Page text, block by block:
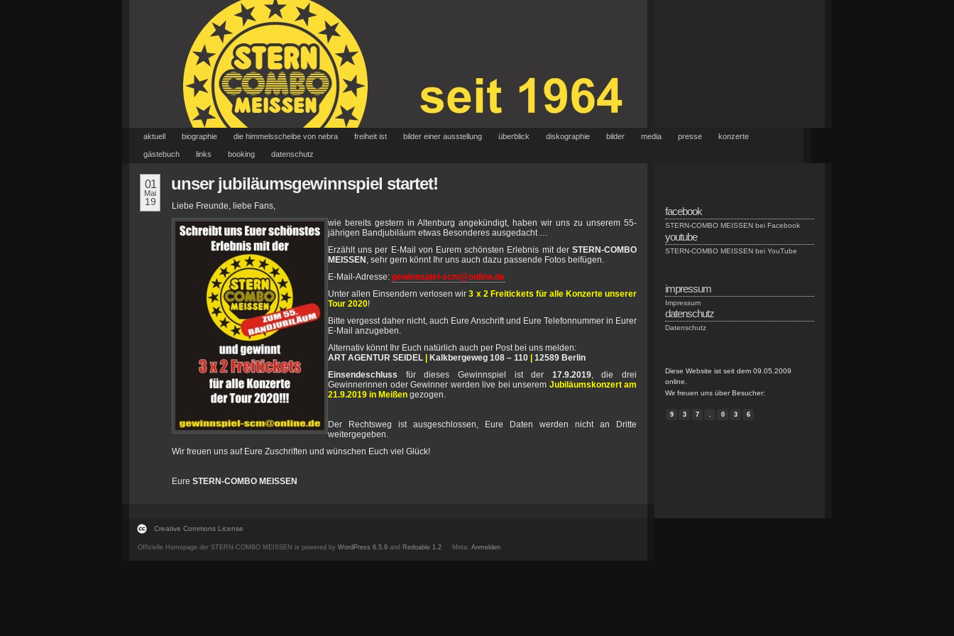
aktuell biographie die himmelsscheibe von nebra freiheit ist bilder einer ausstellung überblick diskographie bilder media presse konzerte
gästebuch links booking datenschutz
01
Mai
19
unser jubiläumsgewinnspiel startet!
Liebe Freunde, liebe Fans,
wie bereits gestern in Altenburg angekündigt, haben wir uns zu unserem 55-
jährigen Bandjubiläum etwas Besonderes ausgedacht …
Erzählt uns per E-Mail von Eurem schönsten Erlebnis mit der STERN-COMBO
MEISSEN , sehr gern könnt Ihr uns auch dazu passende Fotos beifügen.
E-Mail-Adresse: gewinnspiel-scm@online.de
Unter allen Einsendern verlosen wir3 x 2 Freitickets für alle Konzerte unserer
Tour 2020!
Bitte vergesst daher nicht, auch Eure Anschrift und Eure Telefonnummer in Eurer
E-Mail anzugeben.
Alternativ könnt Ihr Euch natürlich auch per Post bei uns melden:
ART AGENTUR SEIDEL
Kalkbergeweg 108 – 110
12589 Berlin
Einsendeschluss für dieses Gewinnspiel ist der 17.9.2019, die drei
Gewinnerinnen oder Gewinner werden live bei unserem Jubiläumskonzertam
21.9.2019 in Meißen gezogen.
Der Rechtsweg ist ausgeschlossen, Eure Daten werden nicht an Dritte
weitergegeben.
Wir freuen uns auf Eure Zuschriften und wünschen Euch viel Glück!
Eure STERN-COMBO MEISSEN
facebook
STERN-COMBO MEISSEN bei Facebook
youtube
STERN-COMBO MEISSEN bei YouTube
impressum
Impressum
datenschutz
Datenschutz
Diese Website ist seit dem 09.05.2009
online.
Wir freuen uns über Besucher:
9 3 7 . 0 3 6
Creative Commons License
Offizielle Homepage der STERN-COMBO MEISSEN is powered by WordPress 6.5.9 and Redoable 1.2 Meta: Anmelden